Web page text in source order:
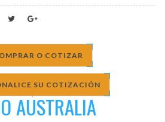
O COTIZAR
SU COTIZACIÓN
AUSTRALIA